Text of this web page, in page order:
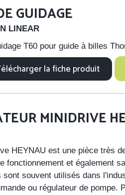
GUIDAGE
LINEAR
T60 pour guide à billes
la fiche produit
MINIDRIVE
HEYNAU est une pièce très
fonctionnement et également
sont souvent utilisés dans
ou régulateur de pompe.